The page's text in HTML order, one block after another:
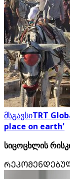
მსგავსიTRT
place on earth'
სიცოცხლის